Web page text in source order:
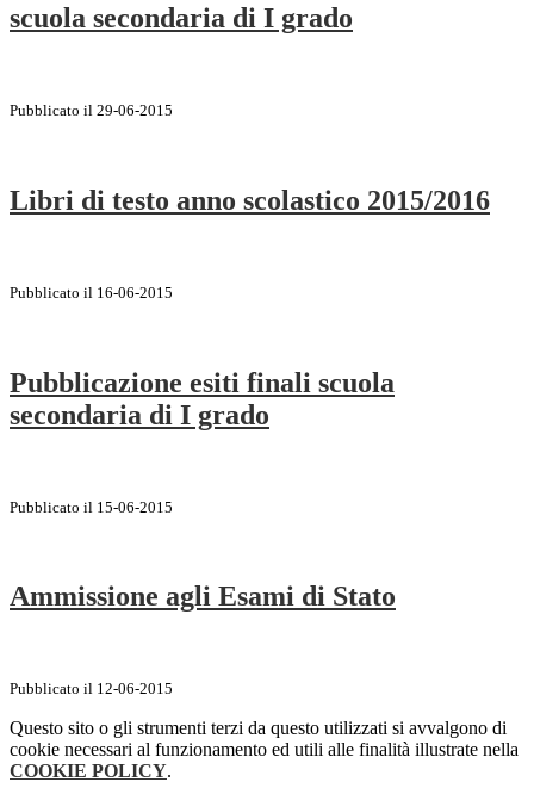
scuola secondaria di I grado
Pubblicato il 29-06-2015
Libri di testo anno scolastico 2015/2016
Pubblicato il 16-06-2015
Pubblicazione esiti finali scuola
secondaria di I grado
Pubblicato il 15-06-2015
Ammissione agli Esami di Stato
Pubblicato il 12-06-2015
Questo sito o gli strumenti terzi da questo utilizzati si avvalgono di
cookie necessari al funzionamento ed utili alle finalità illustrate nella
COOKIE POLICY.